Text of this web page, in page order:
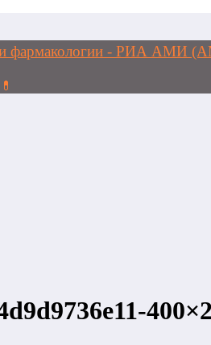
и фармакологии - РИА АМИ